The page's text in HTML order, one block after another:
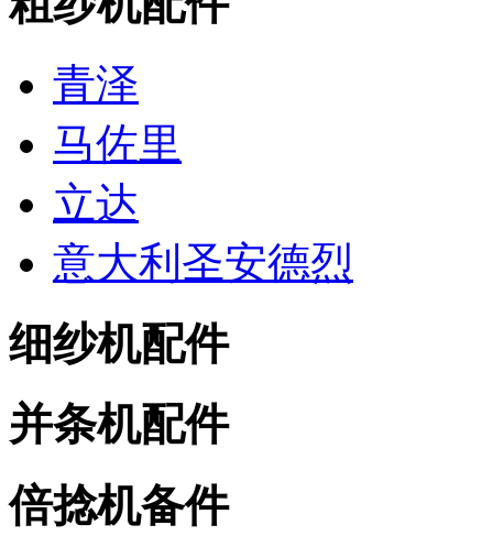
青泽
马佐里
立达
意大利圣安德烈
细纱机配件
并条机配件
倍捻机备件